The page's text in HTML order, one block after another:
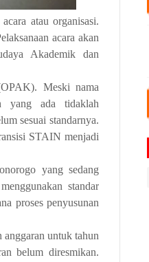
atau organisasi.
acara akan
Akademik dan
Meski nama
yang ada tidaklah
sesuai standarnya.
STAIN menjadi
yang sedang
standar
proses penyusunan
untuk tahun
belum diresmikan.